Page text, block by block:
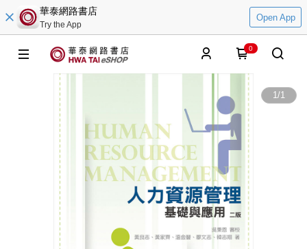
華泰網路書店
Try the App
Open App
0
1/1